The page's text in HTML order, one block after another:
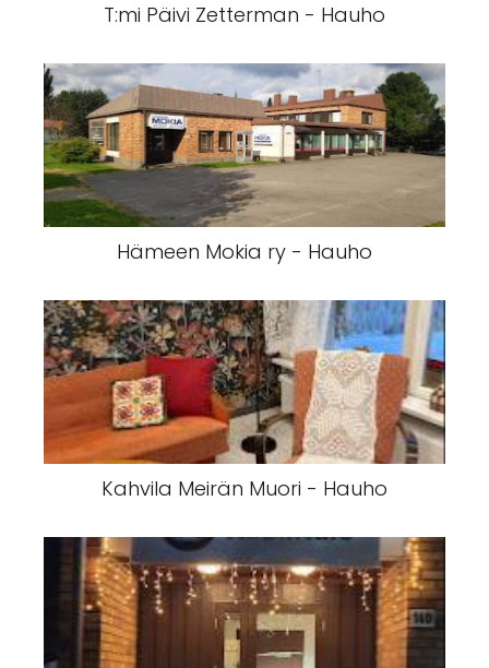
T:mi Päivi Zetterman - Hauho
Hämeen Mokia ry - Hauho
Kahvila Meirän Muori - Hauho